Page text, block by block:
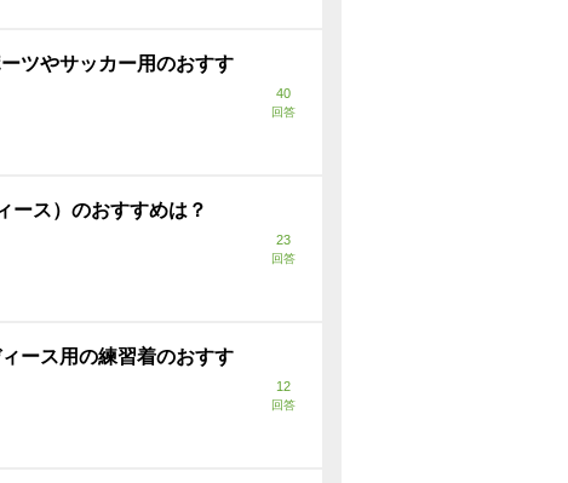
ツやサッカー用のおすす
40
回答
ース）のおすすめは？
23
回答
ース用の練習着のおすす
12
回答